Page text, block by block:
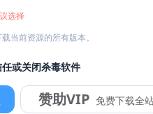
选择
当前资源的所有版本。
或关闭杀毒软件
赞助VIP 免费下载全